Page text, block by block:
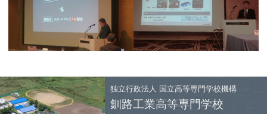
独立行政法人 国立高等専門学校機構
釧路工業高等専門学校